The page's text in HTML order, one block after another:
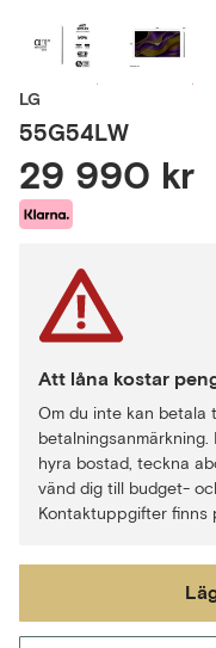
LG
55G54LW
29 990 kr
Att låna kostar
Om du inte kan betala
hyra bostad, teckna
vänd dig till budget-
Kontaktuppgifter finns